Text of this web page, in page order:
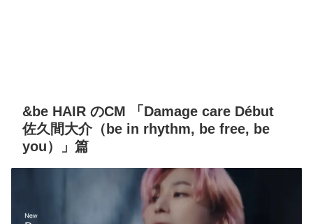
&be HAIR のCM 「Damage care Début
佐久間大介（be in rhythm, be free, be
you）」篇